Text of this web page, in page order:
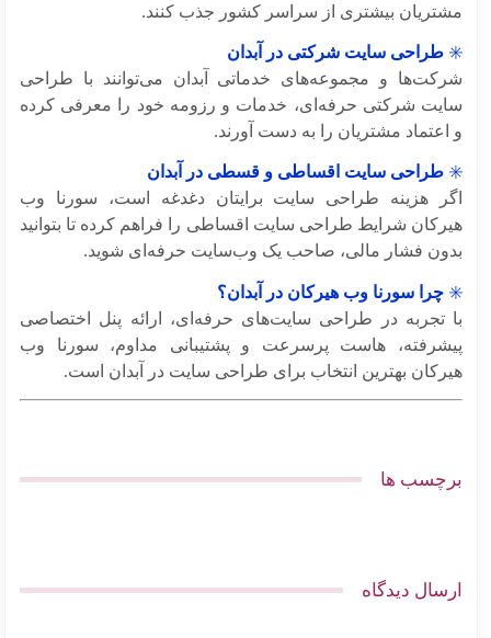
بیشتری از سراسر کشور جذب کنند.
طراحی سایت شرکتی در آبدان
و مجموعه‌های خدماتی آبدان می‌توانند با طراحی
شرکتی حرفه‌ای، خدمات و رزومه خود را معرفی کرده
مشتریان را به دست آورند.
طراحی سایت اقساطی و قسطی در آبدان
هزینه طراحی سایت برایتان دغدغه است، سورنا وب
شرایط طراحی سایت اقساطی را فراهم کرده تا بتوانید
فشار مالی، صاحب یک وب‌سایت حرفه‌ای شوید.
چرا سورنا وب هیرکان در آبدان؟
تجربه در طراحی سایت‌های حرفه‌ای، ارائه پنل اختصاصی
هاست پرسرعت و پشتیبانی مداوم، سورنا وب
بهترین انتخاب برای طراحی سایت در آبدان است.
ها
دیدگاه